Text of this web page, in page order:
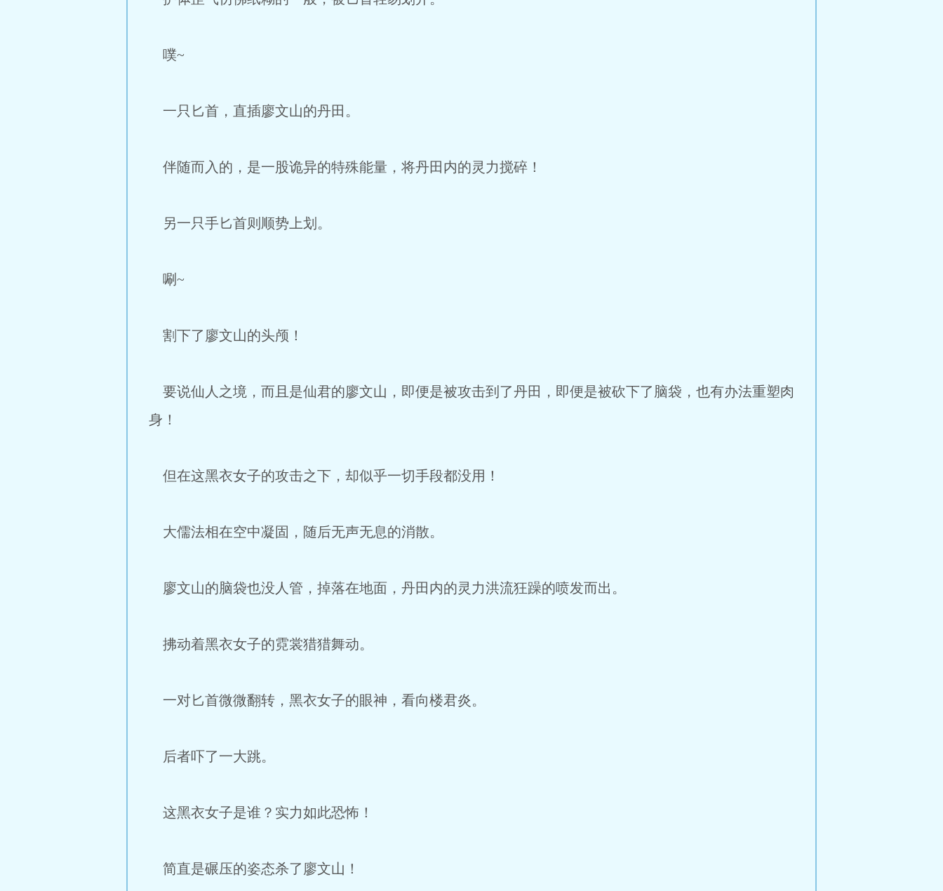
噗~
一只匕首，直插廖文山的丹田。
伴随而入的，是一股诡异的特殊能量，将丹田内的灵力搅碎！
另一只手匕首则顺势上划。
唰~
割下了廖文山的头颅！
要说仙人之境，而且是仙君的廖文山，即便是被攻击到了丹田，即便是被砍下了脑袋，也有办法重塑肉
身！
但在这黑衣女子的攻击之下，却似乎一切手段都没用！
大儒法相在空中凝固，随后无声无息的消散。
廖文山的脑袋也没人管，掉落在地面，丹田内的灵力洪流狂躁的喷发而出。
拂动着黑衣女子的霓裳猎猎舞动。
一对匕首微微翻转，黑衣女子的眼神，看向楼君炎。
后者吓了一大跳。
这黑衣女子是谁？实力如此恐怖！
简直是碾压的姿态杀了廖文山！